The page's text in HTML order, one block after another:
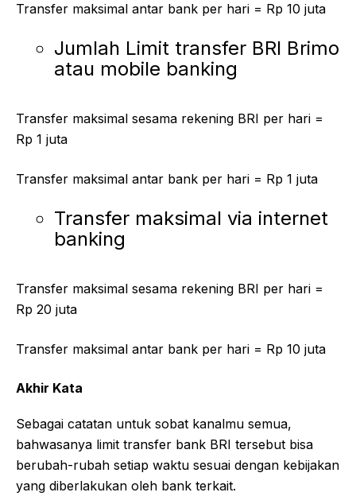
Transfer maksimal antar bank per hari = Rp 10 juta
Jumlah Limit transfer BRI Brimo
atau mobile banking
Transfer maksimal sesama rekening BRI per hari =
Rp 1 juta
Transfer maksimal antar bank per hari = Rp 1 juta
Transfer maksimal via internet
banking
Transfer maksimal sesama rekening BRI per hari =
Rp 20 juta
Transfer maksimal antar bank per hari = Rp 10 juta
Akhir Kata
Sebagai catatan untuk sobat kanalmu semua,
bahwasanya limit transfer bank BRI tersebut bisa
berubah-rubah setiap waktu sesuai dengan kebijakan
yang diberlakukan oleh bank terkait.